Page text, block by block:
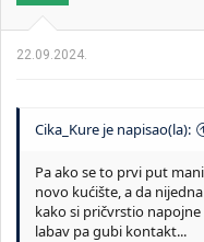
n
:
22.09.2024.
Cika_Kure je napisao(la):
Pa ako se to prvi put
novo kućište, a da
kako si pričvrstio napojne
labav pa gubi kontakt...